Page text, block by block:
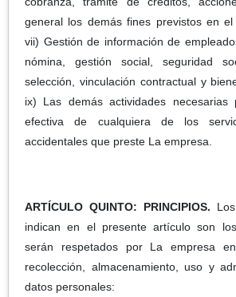
general los demás fines previstos en
vii) Gestión de información de
nómina, gestión social, seguridad
selección, vinculación contractual y
ix) Las demás actividades necesarias
efectiva de cualquiera de los
accidentales que preste La empresa.
ARTÍCULO QUINTO: PRINCIPIOS.
indican en el presente artículo son
serán respetados por La empresa
recolección, almacenamiento, uso y
datos personales: